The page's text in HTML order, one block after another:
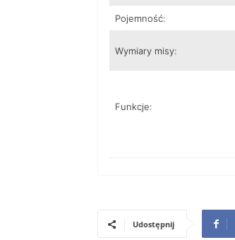
Pojemność:
Wymiary misy:
Funkcje:
Udostępnij